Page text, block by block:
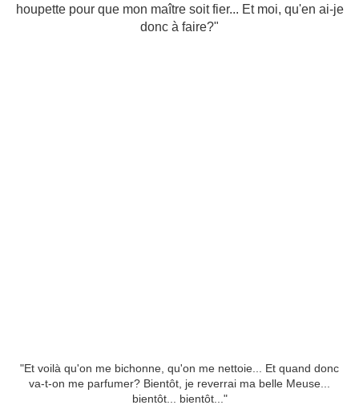
houpette pour que mon maître soit fier... Et moi, qu'en ai-je
donc à faire?"
"Et voilà qu'on me bichonne, qu'on me nettoie... Et quand donc
va-t-on me parfumer? Bientôt, je reverrai ma belle Meuse...
bientôt... bientôt..."